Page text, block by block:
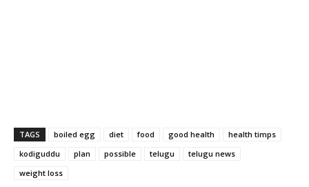
TAGS boiled egg diet food good health
health timps
kodiguddu
plan possible telugu
telugu news
weight loss